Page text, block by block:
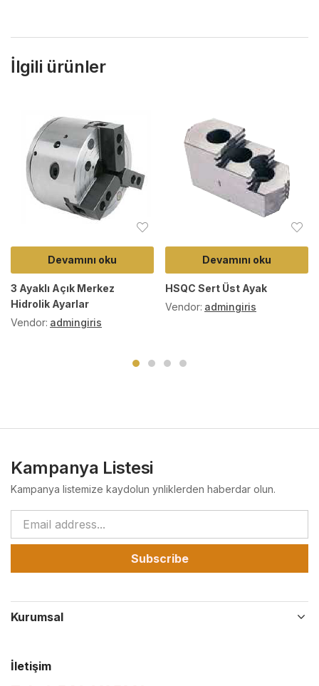
İlgili ürünler
Devamını oku
3 Ayaklı Açık Merkez
Hidrolik Ayarlar
Vendor: admingiris
Devamını oku
HSQC Sert Üst Ayak
Vendor: admingiris
Kampanya Listesi
Kampanya listemize kaydolun ynliklerden haberdar olun.
Subscribe
Kurumsal
İletişim